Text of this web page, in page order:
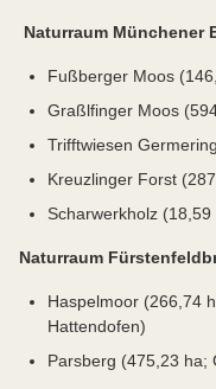
Naturraum Münchener
Fußberger Moos
Graßlfinger Moos
Trifftwiesen
Kreuzlinger Forst
Scharwerkholz
Naturraum
Haspelmoor (266,74
Hattendofen)
Parsberg (475,23 ha;